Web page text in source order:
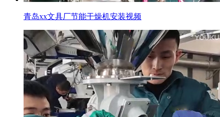
青岛xx文具厂节能干燥机安装视频